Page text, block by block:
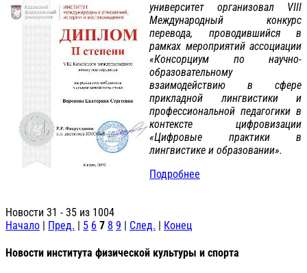
университет организовал VIII
Международный конкурс
перевода, проводившийся в
рамках мероприятий ассоциации
«Консорциум по научно-
образовательному
взаимодействию в сфере
прикладной лингвистики и
профессиональной педагогики в
контексте цифровизации
«Цифровые практики в
лингвистике и образовании».
Подробнее
Новости 31 - 35 из 1004
Начало | Пред. | 5 6 7 8 9 | След. | Конец
Новости института физической культуры и спорта